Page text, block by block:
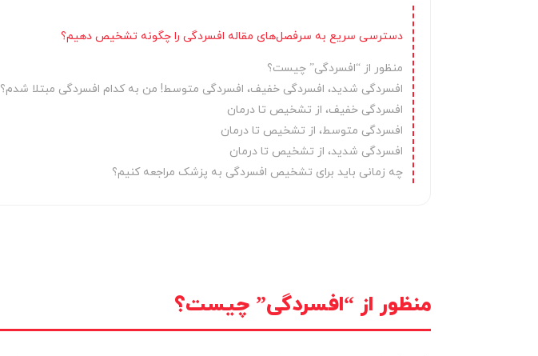
دسترسی سریع به سرفصل‌های مقاله افسردگی را چگونه تشخیص دهیم؟
منظور از “افسردگی” چیست؟
افسردگی شدید، افسردگی خفیف، افسردگی متوسط! من به کدام افسردگی مبتلا شدم؟
افسردگی خفیف، از تشخیص تا درمان
افسردگی متوسط، از تشخیص تا درمان​
افسردگی شدید، از تشخیص تا درمان​
چه زمانی باید برای تشخیص افسردگی به پزشک مراجعه کنیم؟​
منظور از “افسردگی” چیست؟